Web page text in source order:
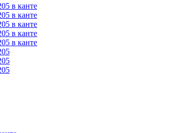
в канте
в канте
в канте
в канте
в канте